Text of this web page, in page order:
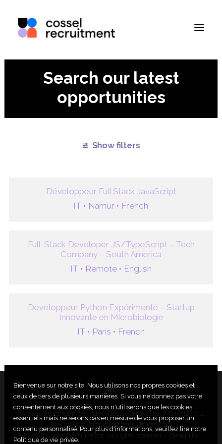
Search our latest
opportunities
Show filters
Développeur Full Stack JavaScript
IT • Namur • French
Full-Stack Developer JS/TypeScript – Tech
Company – South America
IT • Remote • English
Développeur Python Expérimenté – Startup
Innovante en Microbiologie
IT • Paris • French
Avenue Brugmann 63 – 1190 Uccle – Bruxelles / Tel: +32 (0) 2
895 03 01 /
info@cosselrecruitment.com
© 2021 Cossel Recruitment. All rights reserved. / Design by
Bienvenue sur notre site. Nous utilisons nos propres cookies et
ceux de tiers de plusieurs manières. Si vous ne donnez pas votre
consentement aux cookies, nous n'utiliserons que les cookies
essentiels mais ne serons pas en mesure de vous proposer un
contenu personnalisé. Pour plus d'informations, veuillez lire notre
Politique de vie privée.